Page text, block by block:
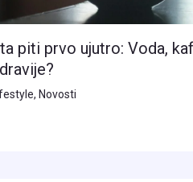
piti prvo ujutro: Voda,
, Novosti